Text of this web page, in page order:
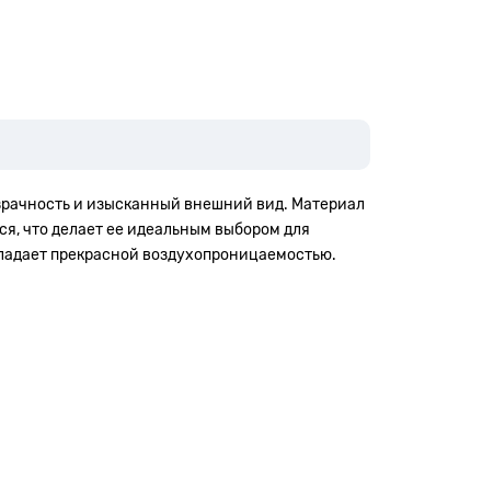
и изысканный внешний вид. Материал
что делает ее идеальным выбором для
прекрасной воздухопроницаемостью.